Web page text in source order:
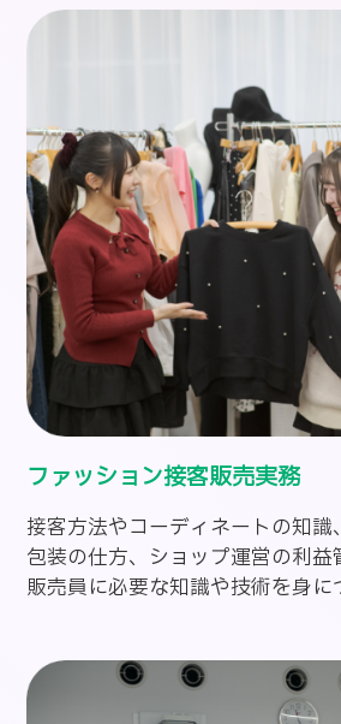
ファッション接客販売実務
接客方法やコーディネートの知識
包装の仕方、ショップ運営の利益
販売員に必要な知識や技術を身に